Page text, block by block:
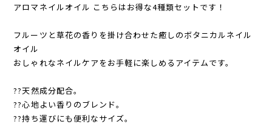
アロマネイルオイル こちらはお得な4種類セットです！
フルーツと草花の香りを掛け合わせた癒しのボタニカルネイル
オイル
おしゃれなネイルケアをお手軽に楽しめるアイテムです。
??天然成分配合。
??心地よい香りのブレンド。
??持ち運びにも便利なサイズ。